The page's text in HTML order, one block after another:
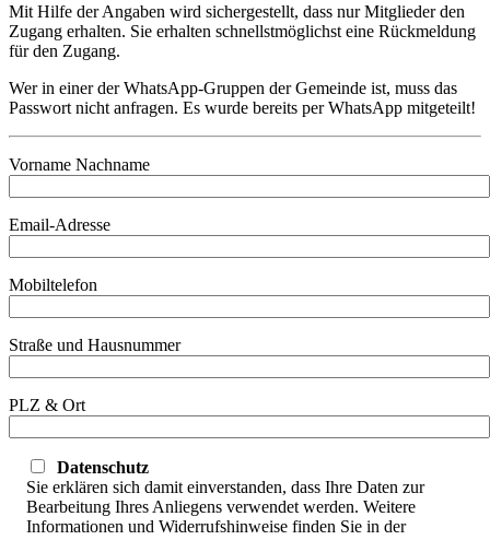
Mit Hilfe der Angaben wird sichergestellt, dass nur Mitglieder den
Zugang erhalten. Sie erhalten schnellstmöglichst eine Rückmeldung
für den Zugang.
Wer in einer der WhatsApp-Gruppen der Gemeinde ist, muss das
Passwort nicht anfragen. Es wurde bereits per WhatsApp mitgeteilt!
Vorname Nachname
Email-Adresse
Mobiltelefon
Straße und Hausnummer
PLZ & Ort
Datenschutz
Sie erklären sich damit einverstanden, dass Ihre Daten zur
Bearbeitung Ihres Anliegens verwendet werden. Weitere
Informationen und Widerrufshinweise finden Sie in der